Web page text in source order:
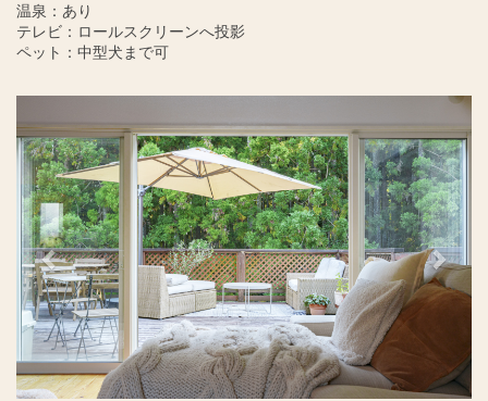
温泉：あり
テレビ：ロールスクリーンへ投影
ペット：中型犬まで可
Next